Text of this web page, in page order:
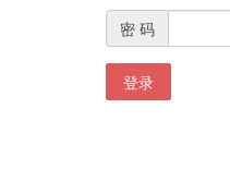
密 码
登录